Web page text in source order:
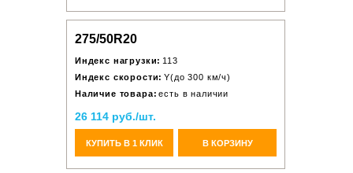
275/50R20
Индекс нагрузки: 113
Индекс скорости: Y(до 300 км/ч)
Наличие товара: есть в наличии
26 114 руб./шт.
КУПИТЬ В 1 КЛИК В КОРЗИНУ